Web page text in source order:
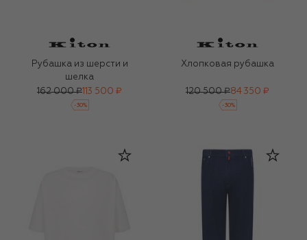
Рубашка из шерсти и
шелка
162 000 ₽ 113 500 ₽
-30%
Хлопковая рубашка
120 500 ₽84 350 ₽
-30%